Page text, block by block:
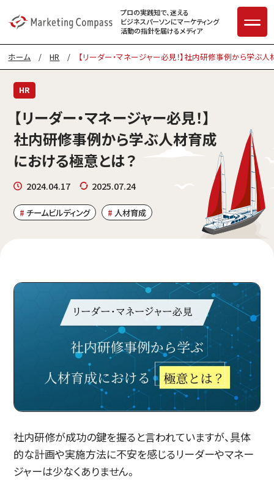
プロの実践知で、迷える
ビジネスパーソンにマーケティング
活動の指針を届けるメディア
ホーム /HR / 【リーダー・マネージャー必見！】社内研修事例から学ぶ
HR
【リーダー・マネージャー必見！】
社内研修事例から学ぶ人材育成
における極意とは？
2024.04.17 2025.07.24
チームビルディング 人材育成
社内研修が成功の鍵を握ると言われていますが、具体
的な計画や実施方法に不安を感じるリーダーやマネー
ジャーは少なくありません。